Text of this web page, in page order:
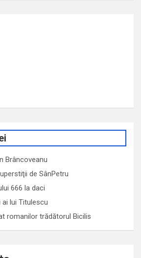
Brâncoveanu
de SânPetru
666 la daci
lui Titulescu
romanilor trădătorul Bicilis